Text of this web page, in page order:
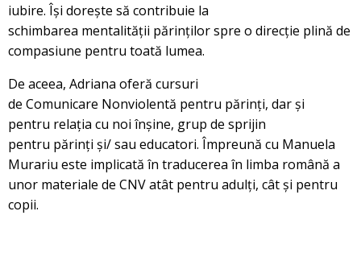
iubire. Își dorește să contribuie la
schimbarea mentalității părinților spre o direcție plină de
compasiune pentru toată lumea.
De aceea, Adriana oferă cursuri
de Comunicare Nonviolentă pentru părinți, dar și
pentru relația cu noi înșine, grup de sprijin
pentru părinți și/ sau educatori. Împreună cu Manuela
Murariu este implicată în traducerea în limba română a
unor materiale de CNV atât pentru adulți, cât și pentru
copii.